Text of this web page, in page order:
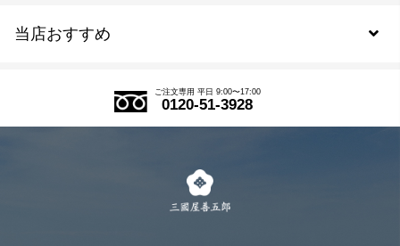
当店おすすめ
式部の香りシリーズ
会員規約について
ご注文専用 平日 9:00〜17:00
0120-51-3928